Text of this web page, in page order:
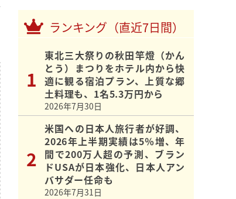
ランキング（直近7日間）
東北三大祭りの秋田竿燈（かん
とう）まつりをホテル内から快
適に観る宿泊プラン、上質な郷
土料理も、1名5.3万円から
2026年7月30日
米国への日本人旅行者が好調、
2026年上半期実績は5％増、年
間で200万人超の予測、ブラン
ドUSAが日本強化、日本人アン
バサダー任命も
2026年7月31日